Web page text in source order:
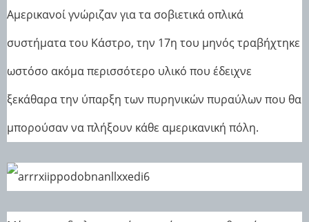
Αμερικανοί γνώριζαν για τα σοβιετικά οπλικά
συστήματα του Κάστρο, την 17η του μηνός τραβήχτηκε
ωστόσο ακόμα περισσότερο υλικό που έδειχνε
ξεκάθαρα την ύπαρξη των πυρηνικών πυραύλων που θα
μπορούσαν να πλήξουν κάθε αμερικανική πόλη.